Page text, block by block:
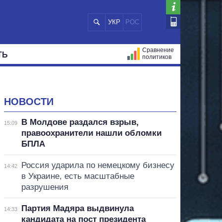
УКР РОС
Сравнение
политиков
НОВОСТИ
15:09
В Молдове раздался взрыв,
правоохранители нашли обломки
БПЛА
14:42
Россия ударила по немецкому бизнесу
в Украине, есть масштабные
разрушения
14:33
Партия Мадяра выдвинула
кандидата на пост президента